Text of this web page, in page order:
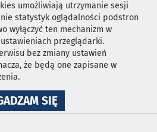
umożliwiają utrzymanie sesji
statystyk oglądalności podstron
wyłączyć ten mechanizm w
przeglądarki.
bez zmiany ustawień
że będą one zapisane w
SIĘNA
WYKORZYSTANIE